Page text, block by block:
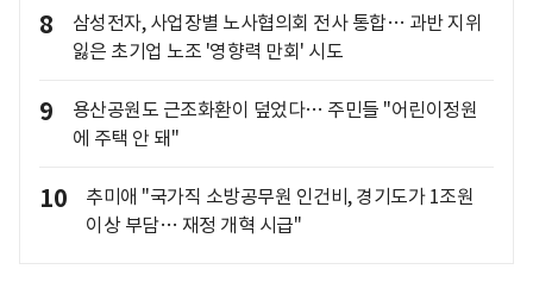
8
삼성전자, 사업장별 노사협의회 전사 통합… 과반 지위
잃은 초기업 노조 '영향력 만회' 시도
9
용산공원도 근조화환이 덮었다… 주민들 "어린이정원
에 주택 안 돼"
10
추미애 "국가직 소방공무원 인건비, 경기도가 1조원
이상 부담… 재정 개혁 시급"